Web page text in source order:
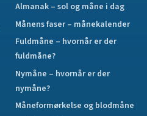
Almanak – sol og måne i dag
Månens faser – månekalender
Fuldmåne – hvornår er der
fuldmåne?
Nymåne – hvornår er der
nymåne?
Måneformørkelse og blodmåne